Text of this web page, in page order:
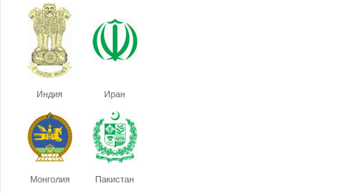
Индия Иран
Монголия Пакистан